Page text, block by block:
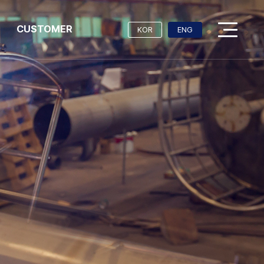
CUSTOMER KOR ENG